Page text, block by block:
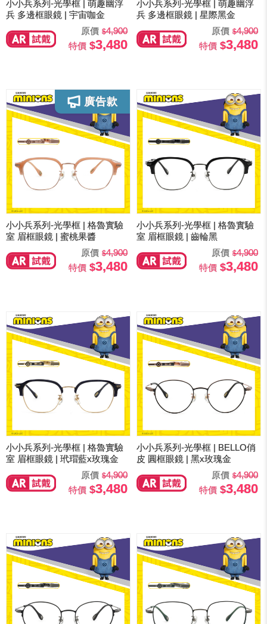
小小兵系列-光學框 | 萌趣幽浮
兵 多邊框眼鏡 | 宇宙咖金
原價
4,900
特價
3,480
小小兵系列-光學框 | 萌趣幽浮
兵 多邊框眼鏡 | 星際黑金
原價
4,900
特價
3,480
小小兵系列-光學框 | 格魯實驗
室 眉框眼鏡 | 蜜桃果醬
原價
4,900
特價
3,480
小小兵系列-光學框 | 格魯實驗
室 眉框眼鏡 | 齒輪黑
原價
4,900
特價
3,480
小小兵系列-光學框 | 格魯實驗
室 眉框眼鏡 | 玳瑁藍x玫瑰金
原價
4,900
特價
3,480
小小兵系列-光學框 | BELLO俏
皮 圓框眼鏡 | 黑x玫瑰金
原價
4,900
特價
3,480